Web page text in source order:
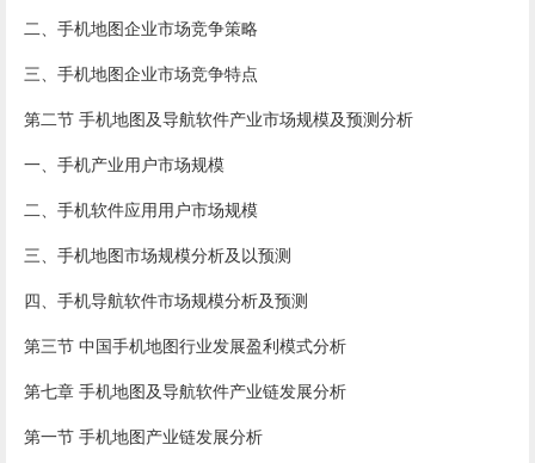
二、手机地图企业市场竞争策略
三、手机地图企业市场竞争特点
第二节 手机地图及导航软件产业市场规模及预测分析
一、手机产业用户市场规模
二、手机软件应用用户市场规模
三、手机地图市场规模分析及以预测
四、手机导航软件市场规模分析及预测
第三节 中国手机地图行业发展盈利模式分析
第七章 手机地图及导航软件产业链发展分析
第一节 手机地图产业链发展分析